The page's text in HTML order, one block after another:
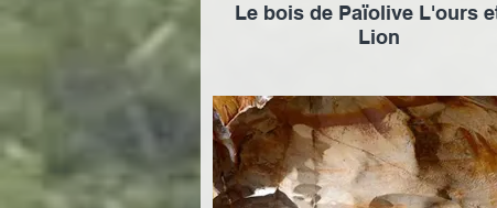
Le bois de Païolive L'ours
Lion